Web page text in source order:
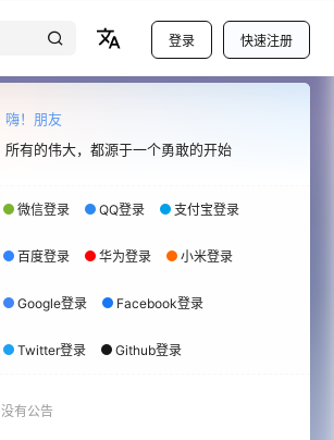
登录 快速注册
嗨！朋友
所有的伟大，都源于一个勇敢的开始
微信登录 QQ登录 支付宝登录
百度登录 华为登录 小米登录
Google登录 Facebook登录
Twitter登录 Github登录
没有公告